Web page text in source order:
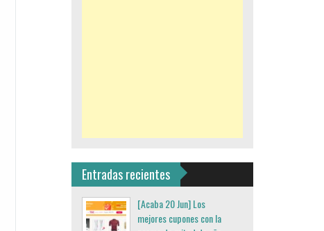
Entradas recientes
[Acaba 20 Jun] Los
mejores cupones con la